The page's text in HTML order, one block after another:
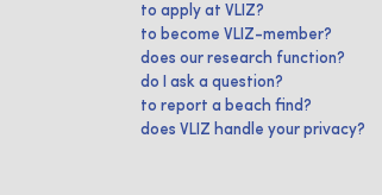
to apply at VLIZ?
to become VLIZ-member?
does our research function?
do I ask a question?
to report a beach find?
does VLIZ handle your privacy?